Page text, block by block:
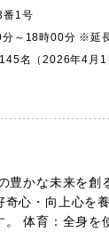
番1号
～18時00分 ※延
名（2026年4月1
豊かな未来を
奇心・向上心を
体育：全身を